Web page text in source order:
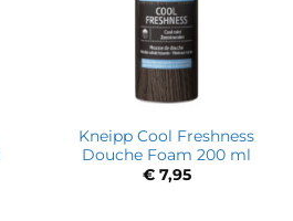
Kneipp Cool Freshness
Douche Foam 200 ml
€7,95